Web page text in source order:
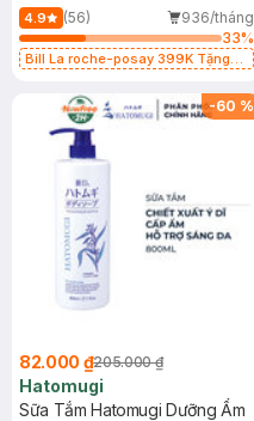
Dụng 40ml
4.9 (56)
936/tháng
33%
Bill La roche-posay 399K Tặng
(SL có hạn)
-60 %
82.000 ₫205.000 ₫
Hatomugi
Sữa Tắm Hatomugi Dưỡng Ẩm